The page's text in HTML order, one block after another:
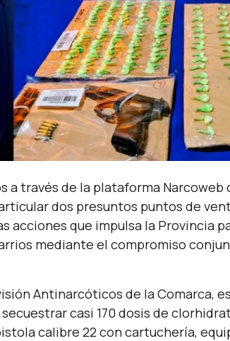
a través de la plataforma
dos presuntos puntos de
acciones que impulsa la Provincia
mediante el compromiso
Antinarcóticos de la Comarca,
casi 170 dosis de
calibre 22 con cartuchería,